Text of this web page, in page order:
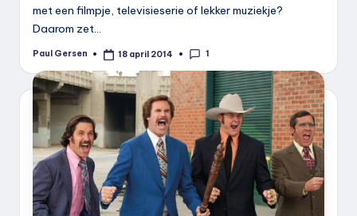
met een filmpje, televisieserie of lekker muziekje?
Daarom zet…
Geplaatst
Paul Gersen 18 april 2014 1